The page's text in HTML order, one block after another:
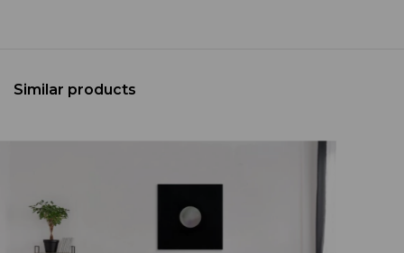
Similar products